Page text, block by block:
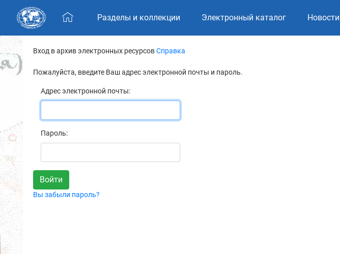
Skip navigation
Разделы и коллекции Электронный каталог Новости
Вход в архив электронных ресурсовСправка
Пожалуйста, введите Ваш адрес электронной почты и пароль.
Адрес электронной почты:
Пароль:
Вы забыли пароль?